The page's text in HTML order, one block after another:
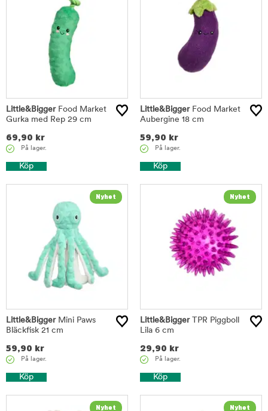
Little&BiggerFood Market
Gurka med Rep 29 cm
69,90 kr
På lager.
Köp
Little&BiggerFood Market
Aubergine 18 cm
59,90 kr
På lager.
Köp
Little&BiggerMini Paws
Bläckfisk 21 cm
59,90 kr
På lager.
Köp
Little&BiggerTPR Piggboll
Lila 6 cm
29,90 kr
På lager.
Köp